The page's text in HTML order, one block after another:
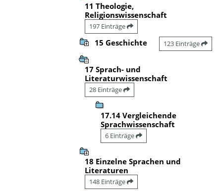
11 Theologie,
Religionswissenschaft
197 Einträge
15 Geschichte 123 Einträge
17 Sprach- und
Literaturwissenschaft
28 Einträge
17.14 Vergleichende
Sprachwissenschaft
6 Einträge
18 Einzelne Sprachen und
Literaturen
148 Einträge